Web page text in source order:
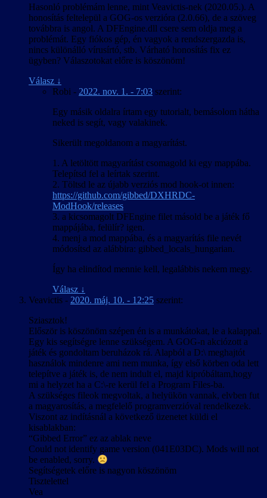
ML-nél egy 1,6 GB-os fájlt kellett volna kiadni. A megoldást az ún.
delta tömörítés jelentette, amihez találtunk egy olyan parancssori
eszközt, ami elboldogult egy ekkora fájllal is. A Director’s Cut
változatnál szerencsére erre nem volt szükség, mert ahhoz létezett
egy olyan módosított rutinkönyvtár, amire az eredetit lecserélve a
játék „megtanult” további adatfájlokat betölteni, így csak a többi
Hasonló problémám lenne, mint Veavictis-nek (2020.05.). A
honosítás feltelepül a GOG-os verzióra (2.0.66), de a szöveg
továbbra is angol. A DFEngine.dll csere sem oldja meg a
problémát. Egy fiókos gép, én vagyok a rendszergazda is,
nincs különálló vírusírtó, stb. Várható honosítás fix ez
ügyben? Válaszotokat előre is köszönöm!
Válasz ↓
Robi - 2022. nov. 1. - 7:03 szerint:
Egy másik oldalra írtam egy tutorialt, bemásolom hátha
neked is segít, vagy valakinek.
Sikerült megoldanom a magyarítást.
1. A letöltött magyarítást csomagold ki egy mappába.
Telepítsd fel a leírtak szerint.
2. Töltsd le az újabb verziós mod hook-ot innen:
https://github.com/gibbed/DXHRDC-
ModHook/releases
3. a kicsomagolt DFEngine filet másold be a játék fő
mappájába, felülír? igen.
4. menj a mod mappába, és a magyarítás file nevét
módosítsd az alábbira: gibbed_locals_hungarian.
Így ha elindítod mennie kell, legalábbis nekem megy.
Válasz ↓
Veavictis - 2020. máj. 10. - 12:25 szerint:
Sziasztok!
Először is köszönöm szépen én is a munkátokat, le a kalappal.
Egy kis segítségre lenne szükségem. A GOG-n akciózott a
játék és gondoltam beruházok rá. Alapból a D:\ meghajtót
használok mindenre ami nem munka, így első körben oda lett
telepítve a játék is, de nem indult el, majd kipróbáltam,hogy
mi a helyzet ha a C:\-re kerül fel a Program Files-ba.
A szükséges fileok megvoltak, a helyükön vannak, elvben fut
a magyarosítás, a megfelelő programverzióval rendelkezek.
Viszont az indításnál a következő üzenetet küldi el
kisablakban:
“Gibbed Error” ez az ablak neve
Could not identify game version (041E03DC). Mods will not
be enabled, sorry.
Segítségetek előre is nagyon köszönöm
Tisztelettel
Vea